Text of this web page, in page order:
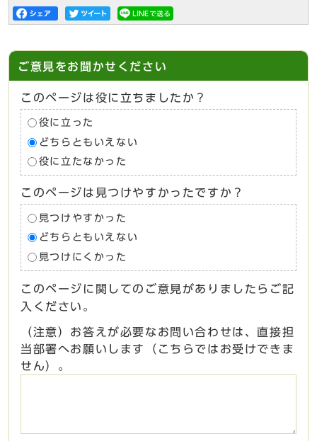
ご意見をお聞かせください
このページは役に立ちましたか？
役に立った
どちらともいえない
役に立たなかった
このページは見つけやすかったですか？
見つけやすかった
どちらともいえない
見つけにくかった
このページに関してのご意見がありましたらご記
入ください。
（注意）お答えが必要なお問い合わせは、直接担
当部署へお願いします（こちらではお受けできま
せん）。